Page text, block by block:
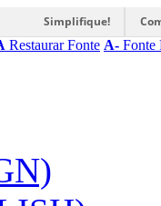
Simplifique!
Restaurar Fonte A- Fonte